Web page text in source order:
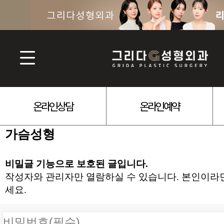
온라인상담 온라인예약
가슴성형
비밀글 기능으로 보호된 글입니다.
작성자와 관리자만 열람하실 수 있습니다. 본인이라
세요.